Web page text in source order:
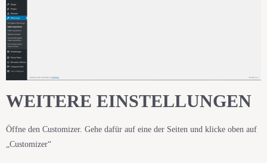
WEITERE EINSTELLUNGEN
Öffne den Customizer. Gehe dafür auf eine der Seiten und klicke oben auf
„Customizer“